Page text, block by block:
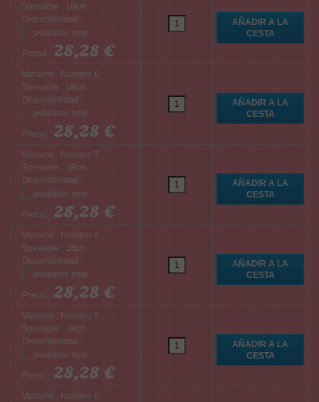
Spessore : 18cm
Disponibilidad :
Precio : 28,28 €
Variante : Numero 6,
Spessore : 18cm
Disponibilidad :
Precio : 28,28 €
Variante : Numero 7,
Spessore : 18cm
Disponibilidad :
Precio : 28,28 €
Variante : Numero 8,
Spessore : 18cm
Disponibilidad :
Precio : 28,28 €
Variante : Numero 9,
Spessore : 18cm
Disponibilidad :
Precio : 28,28 €
Variante : Numero 0,